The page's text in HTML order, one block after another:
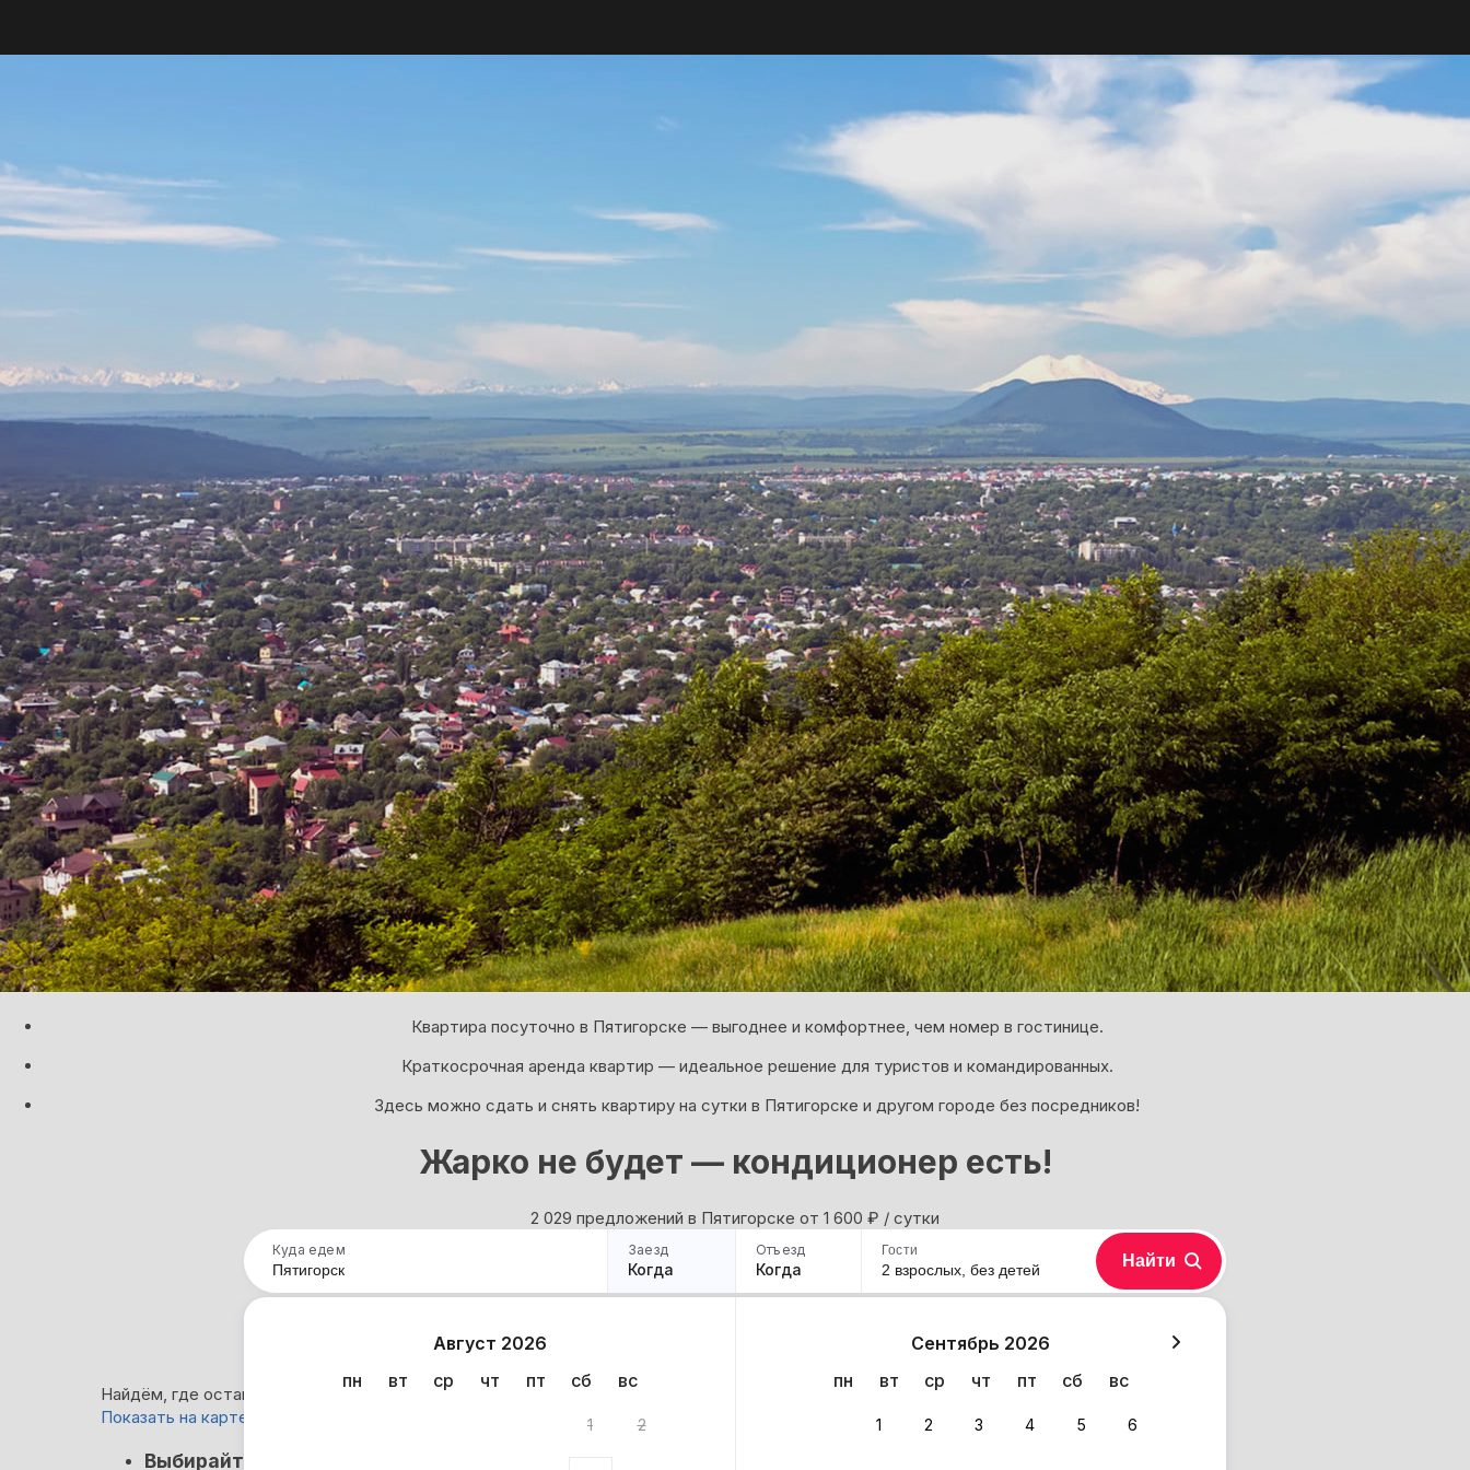
Квартира посуточно в Пятигорске — выгоднее и комфортнее, чем номер в гостинице.
Краткосрочная аренда квартир — идеальное решение для туристов и командированных.
Здесь можно сдать и снять квартиру на сутки в Пятигорске и другом городе без посредников!
Жарко не будет — кондиционер есть!
2 029 предложений в Пятигорске oт 1 600 ₽ / сутки
Куда едем Заезд
Когда
Отъезд
Когда
Август 2026
пн
вт ср чт пт сб вс
1 2
Сентябрь 2026
пн
вт ср чт пт сб вс
1 2 3 4 5 6
Гости
2 взрослых, без детей Найти
Найдём, где остановиться в Пятигорске: 2 029 вариантов
Показать на карте
Выбирайте лучшее